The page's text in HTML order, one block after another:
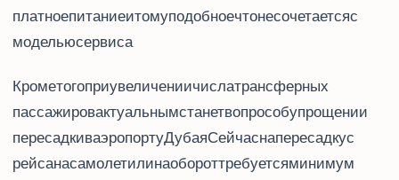
платное питание и тому подобное, что не сочетается с
моделью сервиса Emirates.
Кроме того, при увеличении числа трансферных
пассажиров актуальным станет вопрос об упрощении
пересадки в аэропорту Дубая. Сейчас на пересадку с
рейса Emirates на самолет flydubai или наоборот требуется минимум